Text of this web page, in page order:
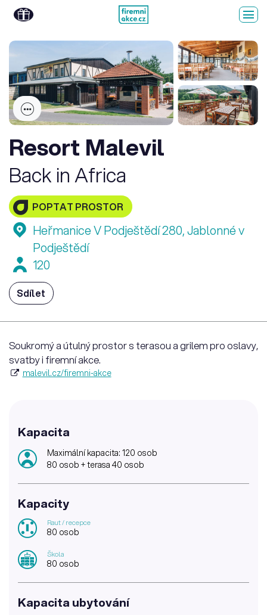
Resort Malevil
Back in Africa
POPTAT PROSTOR
Heřmanice V Podještědí 280, Jablonné v
Podještědí
120
Sdílet
Soukromý a útulný prostor s terasou a grilem pro oslavy,
svatby i firemní akce.
malevil.cz/firemni-akce
Kapacita
Maximální kapacita: 120 osob
80 osob + terasa 40 osob
Kapacity
Raut / recepce
80 osob
Škola
80 osob
Kapacita ubytování